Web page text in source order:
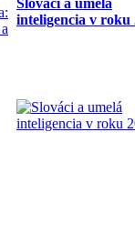
inteligencia v roku